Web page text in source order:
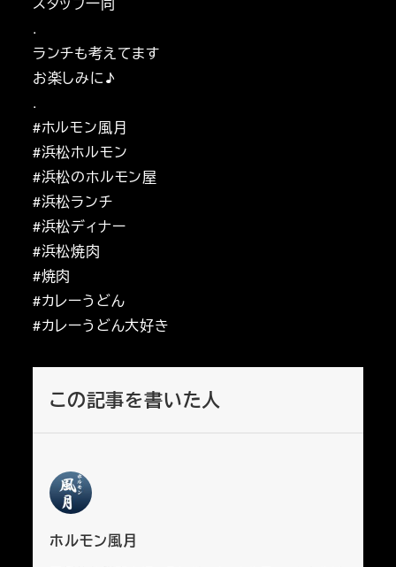
.
ランチも考えてます
お楽しみに♪
.
#ホルモン風月
#浜松ホルモン
#浜松のホルモン屋
#浜松ランチ
#浜松ディナー
#浜松焼肉
#焼肉
#カレーうどん
#カレーうどん大好き
この記事を書いた人
ホルモン風月